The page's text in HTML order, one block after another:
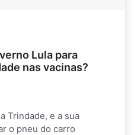
Lula para
nas vacinas?
Trindade, e a sua
o pneu do carro